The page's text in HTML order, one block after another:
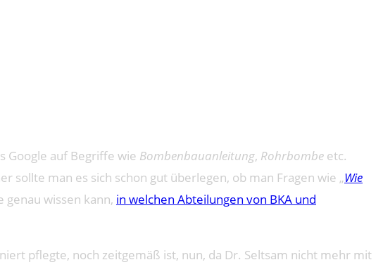
Google auf Begriffe wie Bombenbauanleitung, Rohrbombe etc.
sollte man es sich schon gut überlegen, ob man Fragen wie „Wie
genau wissen kann, in welchen Abteilungen von BKA und
pflegte, noch zeitgemäß ist, nun, da Dr. Seltsam nicht mehr mit